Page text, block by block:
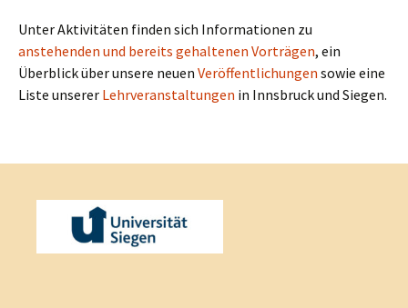
Unter Aktivitäten finden sich Informationen zu
anstehenden und bereits gehaltenen Vorträgen, ein
Überblick über unsere neuen Veröffentlichungen sowie eine
Liste unserer Lehrveranstaltungen in Innsbruck und Siegen.